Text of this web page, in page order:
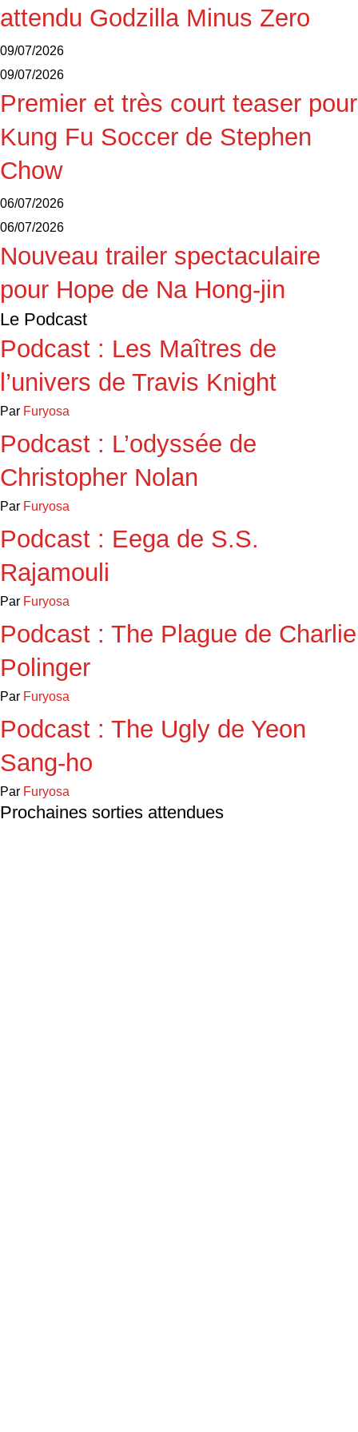
attendu Godzilla Minus Zero
09/07/2026
09/07/2026
Premier et très court teaser pour
Kung Fu Soccer de Stephen
Chow
06/07/2026
06/07/2026
Nouveau trailer spectaculaire
pour Hope de Na Hong-jin
Le Podcast
Podcast : Les Maîtres de
l’univers de Travis Knight
Par Furyosa
Podcast : L’odyssée de
Christopher Nolan
Par Furyosa
Podcast : Eega de S.S.
Rajamouli
Par Furyosa
Podcast : The Plague de Charlie
Polinger
Par Furyosa
Podcast : The Ugly de Yeon
Sang-ho
Par Furyosa
Prochaines sorties attendues